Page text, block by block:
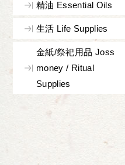
精油 Essential Oils
生活 Life Supplies
金紙/祭祀用品 Joss
money / Ritual
Supplies